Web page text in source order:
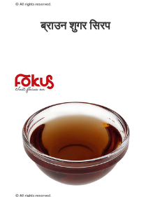
ब्राउन शुगर सिरप